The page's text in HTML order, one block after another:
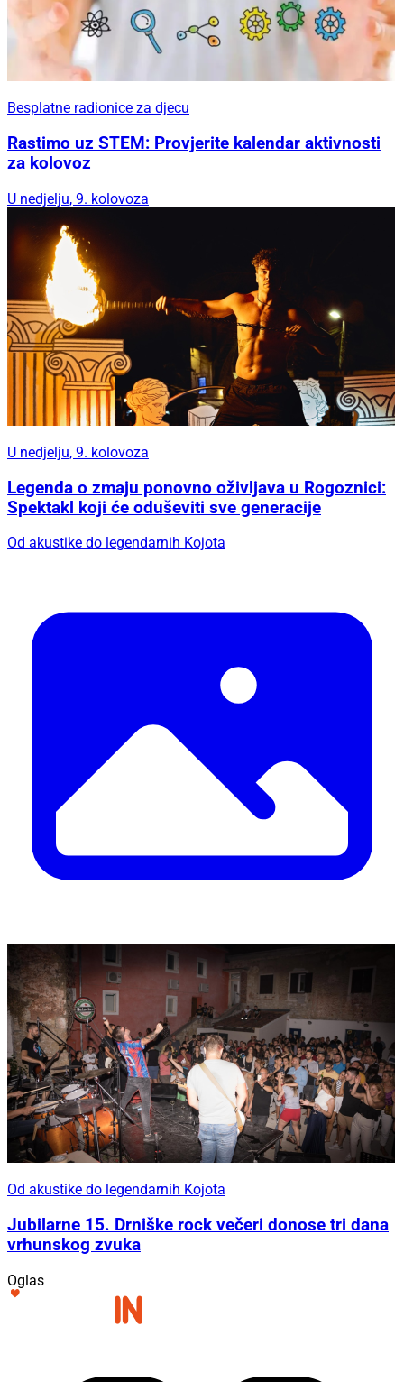
Besplatne radionice za djecu
Rastimo uz STEM: Provjerite kalendar aktivnosti
za kolovoz
U nedjelju, 9. kolovoza
U nedjelju, 9. kolovoza
Legenda o zmaju ponovno oživljava u Rogoznici:
Spektakl koji će oduševiti sve generacije
Od akustike do legendarnih Kojota
Od akustike do legendarnih Kojota
Jubilarne 15. Drniške rock večeri donose tri dana
vrhunskog zvuka
Oglas